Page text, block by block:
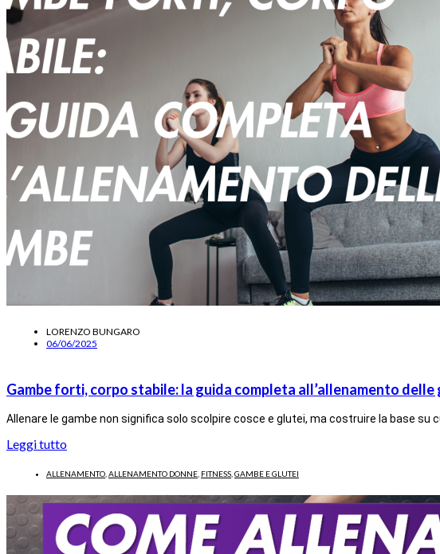
LORENZO BUNGARO
06/06/2025
Gambe forti, corpo stabile: la guida completa all’allenamento delle
Allenare le gambe non significa solo scolpire cosce e glutei, ma costruire la base su
Leggi tutto
ALLENAMENTO ALLENAMENTO DONNE FITNESS GAMBE E GLUTEI